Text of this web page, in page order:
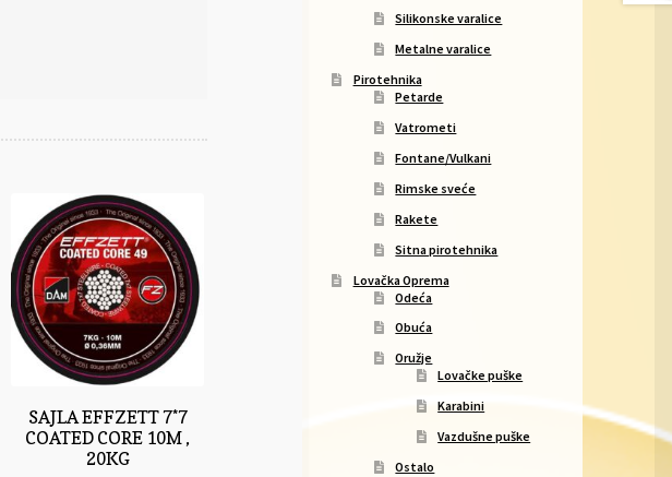
SAJLA EFFZETT 7*7
COATED CORE 10M ,
20KG
Silikonske varalice
Metalne varalice
Pirotehnika
Petarde
Vatrometi
Fontane/Vulkani
Rimske sveće
Rakete
Sitna pirotehnika
Lovačka Oprema
Odeća
Obuća
Oružje
Lovačke puške
Karabini
Vazdušne puške
Ostalo